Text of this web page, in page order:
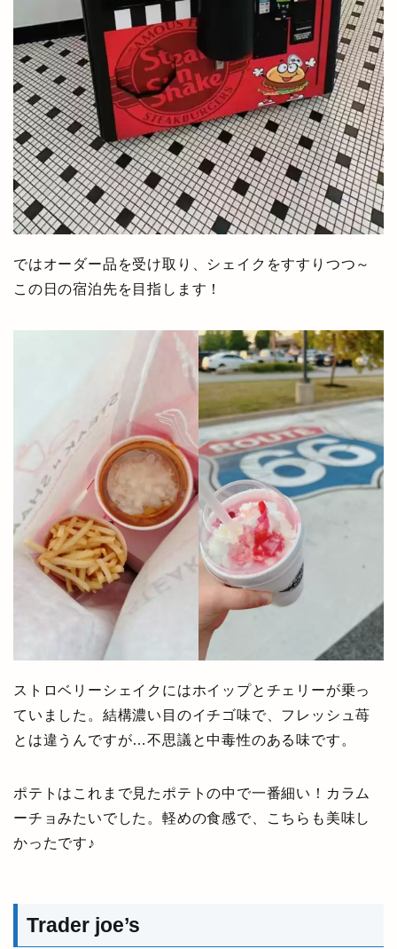
ではオーダー品を受け取り、シェイクをすすりつつ～
この日の宿泊先を目指します！
ストロベリーシェイクにはホイップとチェリーが乗っ
ていました。結構濃い目のイチゴ味で、フレッシュ苺
とは違うんですが…不思議と中毒性のある味です。
ポテトはこれまで見たポテトの中で一番細い！カラム
ーチョみたいでした。軽めの食感で、こちらも美味し
かったです♪
Trader joe’s